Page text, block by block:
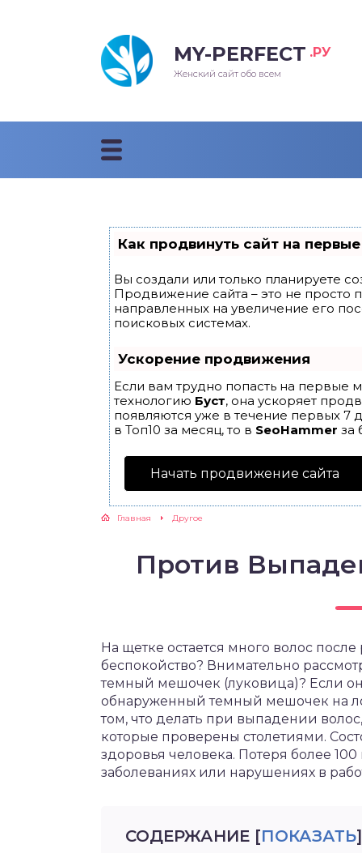
MY-PERFECT .РУ
Женский сайт обо всем
Как продвинуть сайт на
Вы создали или только планируете
Продвижение сайта – это не просто
направленных на увеличение его
поисковых системах.
Ускорение продвижения
Если вам трудно попасть на первые
технологию Буст, она ускоряет
появляются уже в течение первых 7
в Топ10 за месяц, то в SeoHammer за
Начать продвижение сайта
Главная Другое
Против
На щетке остается много волос
беспокойство? Внимательно
темный мешочек (луковица)? Если он
обнаруженный темный мешочек на
том, что делать при выпадении
которые проверены столетиями.
здоровья человека. Потеря более
заболеваниях или нарушениях в
СОДЕРЖАНИЕ [ПОКАЗАТЬ]
прически 2018
стрижки 2018